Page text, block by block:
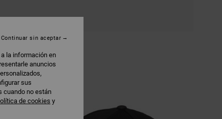
la información en
anuncios
sus
cuando no están
de cookies y
Continuar sin aceptar